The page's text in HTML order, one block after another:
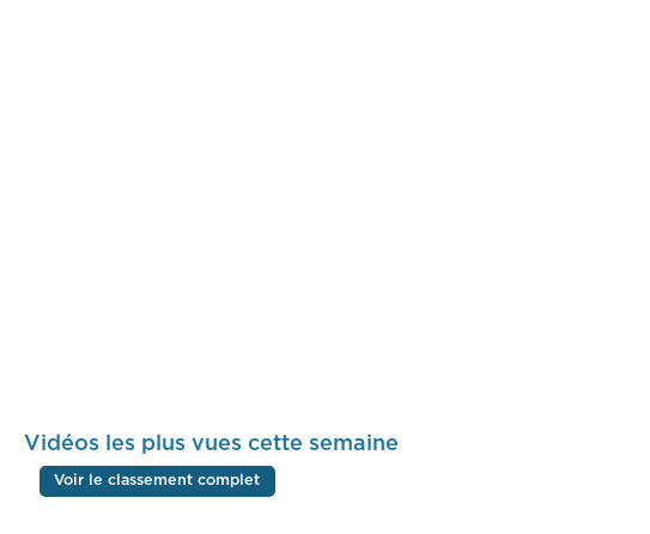
Vidéos les plus vues cette semaine
Voir le classement complet